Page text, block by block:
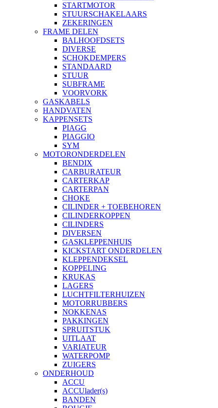
STARTMOTOR
STUURSCHAKELAARS
ZEKERINGEN
FRAME DELEN
BALHOOFDSETS
DIVERSE
SCHOKDEMPERS
STANDAARD
STUUR
SUBFRAME
VOORVORK
GASKABELS
HANDVATEN
KAPPENSETS
PIAGG
PIAGGIO
SYM
MOTORONDERDELEN
BENDIX
CARBURATEUR
CARTERKAP
CARTERPAN
CHOKE
CILINDER + TOEBEHOREN
CILINDERKOPPEN
CILINDERS
DIVERSEN
GASKLEPPENHUIS
KICKSTART ONDERDELEN
KLEPPENDEKSEL
KOPPELING
KRUKAS
LAGERS
LUCHTFILTERHUIZEN
MOTORRUBBERS
NOKKENAS
PAKKINGEN
SPRUITSTUK
UITLAAT
VARIATEUR
WATERPOMP
ZUIGERS
ONDERHOUD
ACCU
ACCUlader(s)
BANDEN